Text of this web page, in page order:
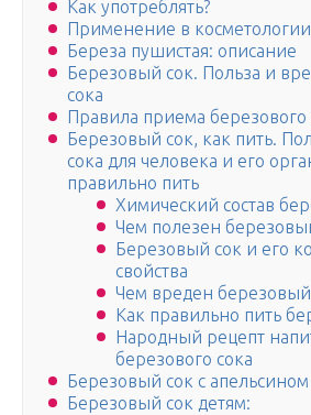
Как употреблять?
Применение в косметологии
Береза пушистая: описание
Березовый сок. Польза и
сока
Правила приема березового
Березовый сок, как пить.
сока для человека и его
правильно пить
Химический состав
Чем полезен
Березовый сок и его
свойства
Чем вреден березовый
Как правильно пить
Народный рецепт
березового сока
Березовый сок с
Березовый сок детям: